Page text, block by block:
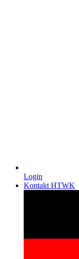
Login
Kontakt HTWK